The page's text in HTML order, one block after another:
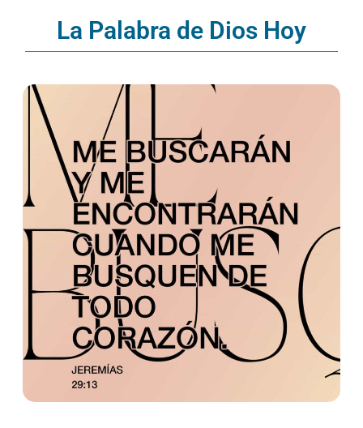
La Palabra de Dios Hoy